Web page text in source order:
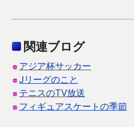
関連ブログ
アジア杯サッカー
Jリーグのこと
テニスのTV放送
フィギュアスケートの季節